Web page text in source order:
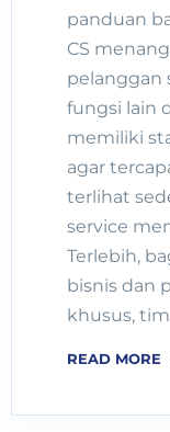
panduan
CS
pelanggan
fungsi lain
memiliki
agar
terlihat
service
Terlebih,
bisnis dan
khusus,
READ MORE